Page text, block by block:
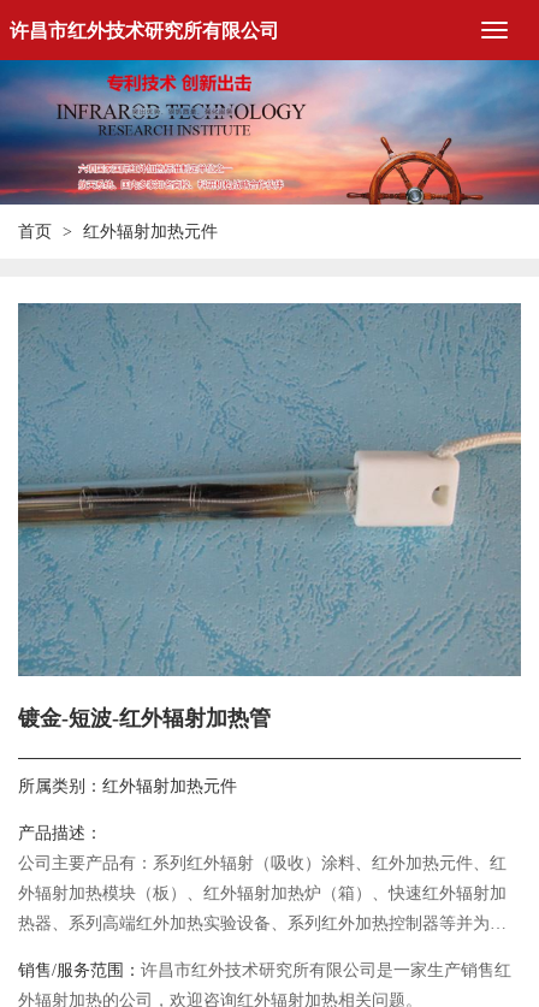
许昌市红外技术研究所有限公司
首页 红外辐射加热元件
镀金-短波-红外辐射加热管
所属类别： 红外辐射加热元件
产品描述：
公司主要产品有：系列红外辐射（吸收）涂料、红外加热元件、红
外辐射加热模块（板）、红外辐射加热炉（箱）、快速红外辐射加
热器、系列高端红外加热实验设备、系列红外加热控制器等并为客
销售/服务范围： 许昌市红外技术研究所有限公司是一家生产销售红
外辐射加热的公司，欢迎咨询红外辐射加热相关问题。